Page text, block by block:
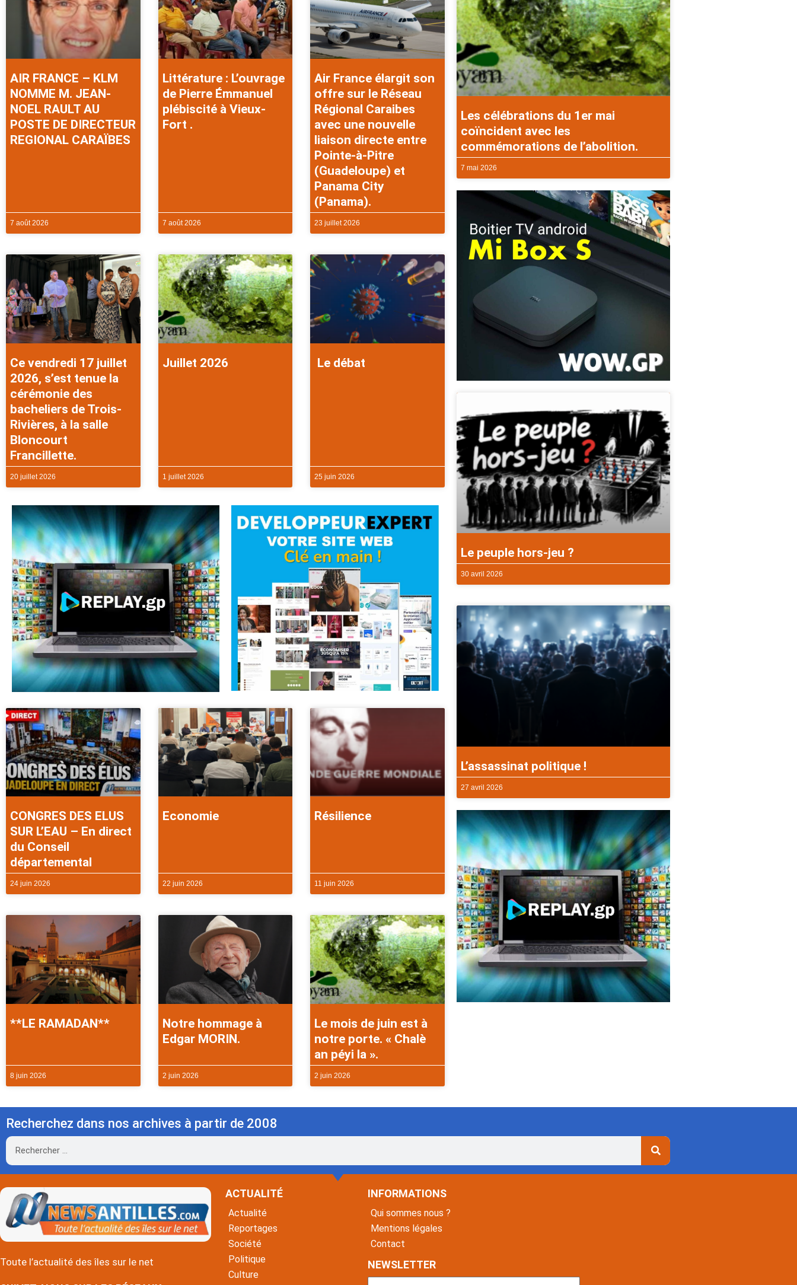
AIR FRANCE – KLM
NOMME M. JEAN-
NOEL RAULT AU
POSTE DE DIRECTEUR
REGIONAL CARAÏBES
7 août 2026
Littérature : L’ouvrage
de Pierre Émmanuel
plébiscité à Vieux-
Fort .
7 août 2026
Air France élargit son
offre sur le Réseau
Régional Caraibes
avec une nouvelle
liaison directe entre
Pointe-à-Pitre
(Guadeloupe) et
Panama City
(Panama).
23 juillet 2026
Ce vendredi 17 juillet
2026, s’est tenue la
cérémonie des
bacheliers de Trois-
Rivières, à la salle
Bloncourt
Francillette.
20 juillet 2026
Juillet 2026
1 juillet 2026
Le débat
25 juin 2026
CONGRES DES ELUS
SUR L’EAU – En direct
du Conseil
départemental
24 juin 2026
Economie
22 juin 2026
Résilience
11 juin 2026
**LE RAMADAN**
8 juin 2026
Notre hommage à
Edgar MORIN.
2 juin 2026
Le mois de juin est à
notre porte. « Chalè
an péyi la ».
2 juin 2026
Les célébrations du 1er mai
coïncident avec les
commémorations de l’abolition.
7 mai 2026
Le peuple hors-jeu ?
30 avril 2026
L’assassinat politique !
27 avril 2026
Recherchez dans nos archives à partir de 2008
Rechercher
Toute l’actualité des îles sur le net
ACTUALITÉ
Actualité
Reportages
Société
Politique
Culture
INFORMATIONS
Qui sommes nous ?
Mentions légales
Contact
NEWSLETTER